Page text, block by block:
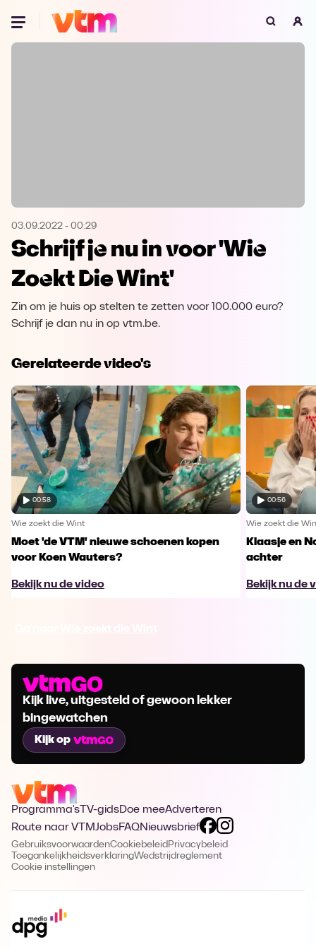
Oeps, browser niet ondersteund
Microsoft Edge Download
Opera
03.09.2022 - 00:29
Schrijf je nu in voor 'Wie
Zoekt Die Wint'
Zin om je huis op stelten te zetten voor 100.000 euro?
Schrijf je dan nu in op vtm.be.
Gerelateerde video's
00:58
Wie zoekt die Wint
Moet 'de VTM' nieuwe schoenen kopen
voor Koen Wauters?
Bekijk nu de video
00:56
Wie zoekt die
Klaasje en
achter
Bekijk nu de
Kijk live, uitgesteld of gewoon lekker
bingewatchen
Kijk op
Programma's TV-gidsDoe meeAdverteren
Route naar VTMJobsFAQNieuwsbrief
GebruiksvoorwaardenCookiebeleid Privacybeleid
ToegankelijkheidsverklaringWedstrijdreglement
Cookie instellingen